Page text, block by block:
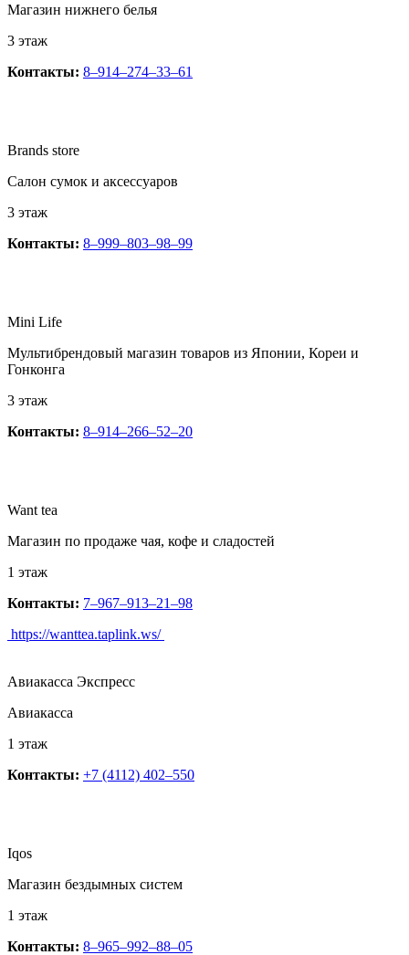
Магазин нижнего белья
3 этаж
Контакты: 8‒914‒274‒33‒61
Brands store
​Салон сумок и аксессуаров
3 этаж
Контакты: 8‒999‒803‒98‒99
Mini Life
Мультибрендовый магазин товаров из Японии, Кореи и
Гонконга
3 этаж
Контакты: 8‒914‒266‒52‒20
Want tea
Магазин по продаже чая, кофе и сладостей
1 этаж
Контакты: 7‒967‒913‒21‒98
https://wanttea.taplink.ws/
Авиакасса Экспресс
Авиакасса
1 этаж
Контакты: +7 (4112) 402‒550
Iqos
Магазин бездымных систем
1 этаж
Контакты: 8‒965‒992‒88‒05